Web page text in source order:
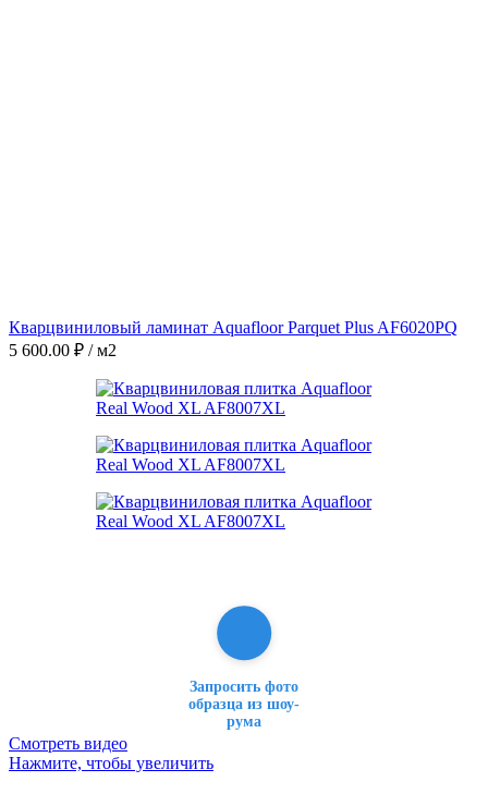
Кварцвиниловый ламинат Aquafloor Parquet Plus AF6020PQ
5 600.00 ₽ / м2
Запросить фото
образца из шоу-
рума
Смотреть видео
Нажмите, чтобы увеличить